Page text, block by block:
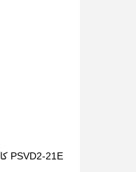
PSVD2-21E كايابا kyb psvd2-13e psvd2-17e psvd2-18e psvd2-21e psvd2-26e psvd2-27e مضخة رئيسية